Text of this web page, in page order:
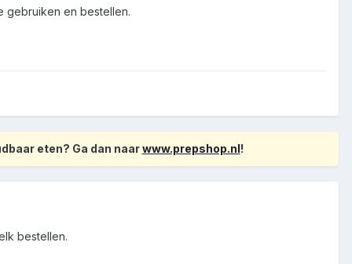
gebruiken en bestellen.
eten? Ga dan naarwww.prepshop.nl!
bestellen.